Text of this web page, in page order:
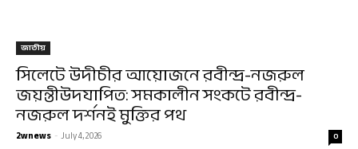
জাতীয়
সিলেটে উদীচীর আয়োজনে রবীন্দ্র-নজরুল
জয়ন্তীউদযাপিত: সমকালীন সংকটে রবীন্দ্র-
নজরুল দর্শনই মুক্তির পথ
2wnews -July 4, 2026 0